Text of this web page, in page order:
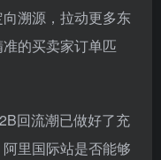
溯源，拉动更多东
的买卖家订单匹
回流潮已做好了充
里国际站是否能够